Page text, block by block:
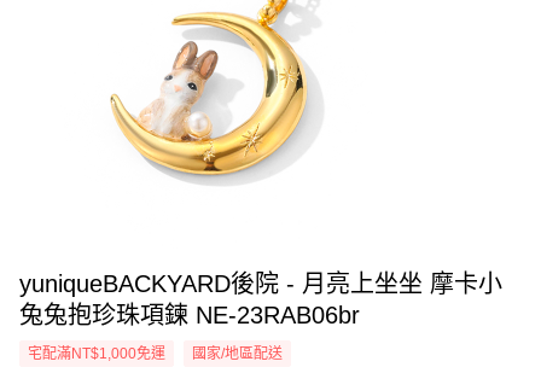
yuniqueBACKYARD後院 - 月亮上坐坐 摩卡小
兔兔抱珍珠項鍊 NE-23RAB06br
宅配滿NT$1,000免運 國家/地區配送